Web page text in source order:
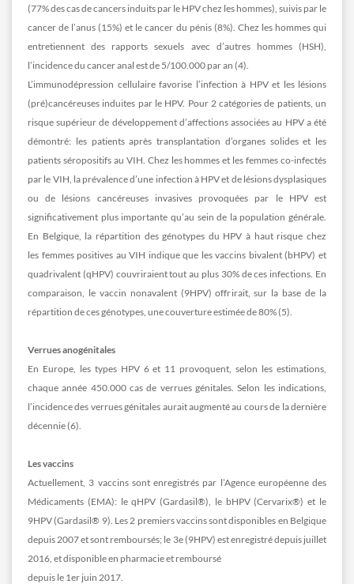
(77% des cas de cancers induits par le HPV chez les hommes), suivis par le
cancer de l’anus (15%) et le cancer du pénis (8%). Chez les hommes qui
entretiennent des rapports sexuels avec d’autres hommes (HSH),
l’incidence du cancer anal est de 5/100.000 par an (4).
L’immunodépression cellulaire favorise l’infection à HPV et les lésions
(pré)cancéreuses induites par le HPV. Pour 2 catégories de patients, un
risque supérieur de développement d’affections associées au HPV a été
démontré: les patients après transplantation d’organes solides et les
patients séropositifs au VIH. Chez les hommes et les femmes co-infectés
par le VIH, la prévalence d’une infection à HPV et de lésions dysplasiques
ou de lésions cancéreuses invasives provoquées par le HPV est
significativement plus importante qu’au sein de la population générale.
En Belgique, la répartition des génotypes du HPV à haut risque chez
les femmes positives au VIH indique que les vaccins bivalent (bHPV) et
quadrivalent (qHPV) couvriraient tout au plus 30% de ces infections. En
comparaison, le vaccin nonavalent (9HPV) offrirait, sur la base de la
répartition de ces génotypes, une couverture estimée de 80% (5).
Verrues anogénitales
En Europe, les types HPV 6 et 11 provoquent, selon les estimations,
chaque année 450.000 cas de verrues génitales. Selon les indications,
l’incidence des verrues génitales aurait augmenté au cours de la dernière
décennie (6).
Les vaccins
Actuellement, 3 vaccins sont enregistrés par l’Agence européenne des
Médicaments (EMA): le qHPV (Gardasil®), le bHPV (Cervarix®) et le
9HPV (Gardasil® 9). Les 2 premiers vaccins sont disponibles en Belgique
depuis 2007 et sont remboursés; le 3e (9HPV) est enregistré depuis juillet
2016, et disponible en pharmacie et remboursé
depuis le 1er juin 2017.